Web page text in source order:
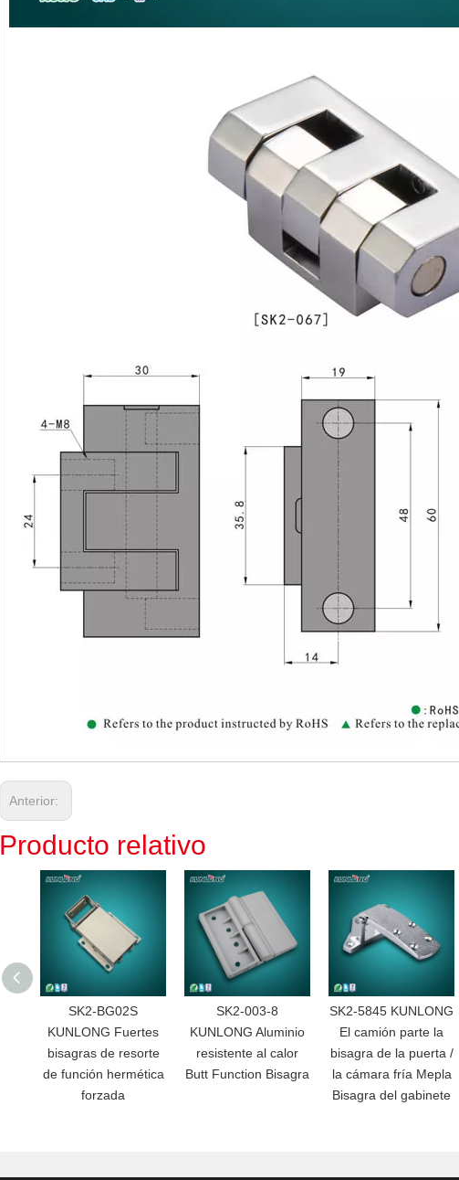
Anterior:
Producto relativo
SK2-BG02S
KUNLONG Fuertes
bisagras de resorte
de función hermética
forzada
SK2-003-8
KUNLONG Aluminio
resistente al calor
Butt Function Bisagra
SK2-5845 KUNLONG
El camión parte la
bisagra de la puerta /
la cámara fría Mepla
Bisagra del gabinete